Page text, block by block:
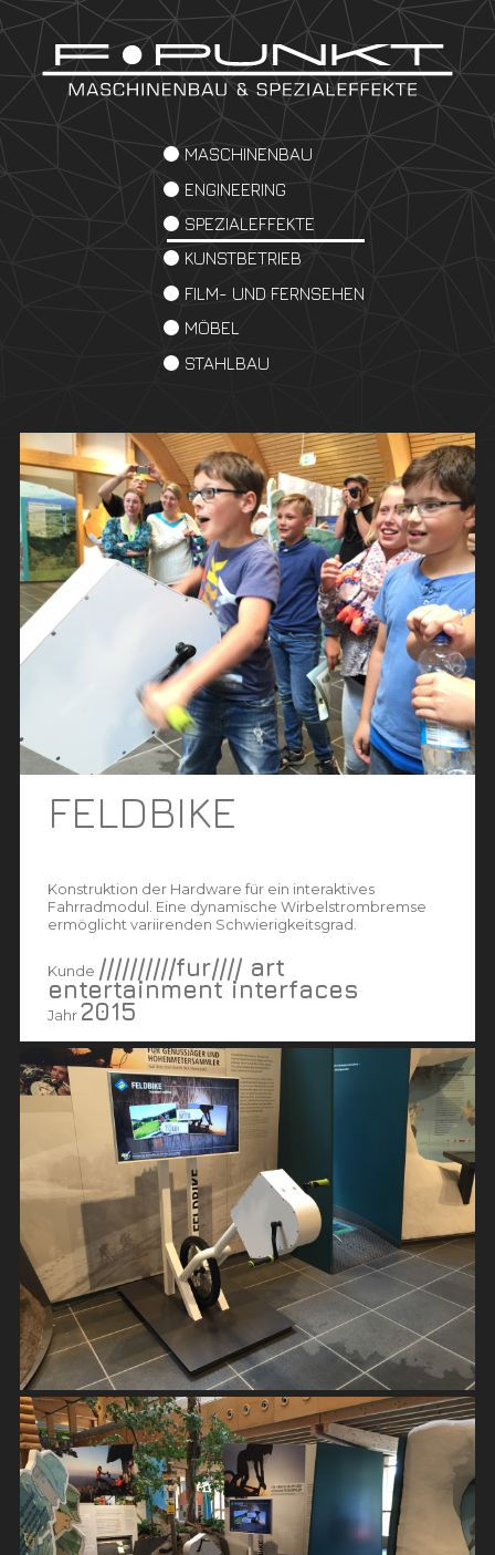
MASCHINENBAU
ENGINEERING
SPEZIALEFFEKTE
KUNSTBETRIEB
FILM- UND FERNSEHEN
MÖBEL
STAHLBAU
FELDBIKE
Konstruktion der Hardware für ein interaktives
Fahrradmodul. Eine dynamische Wirbelstrombremse
ermöglicht variirenden Schwierigkeitsgrad.
Kunde //////////fur//// art
entertainment interfaces
Jahr 2015